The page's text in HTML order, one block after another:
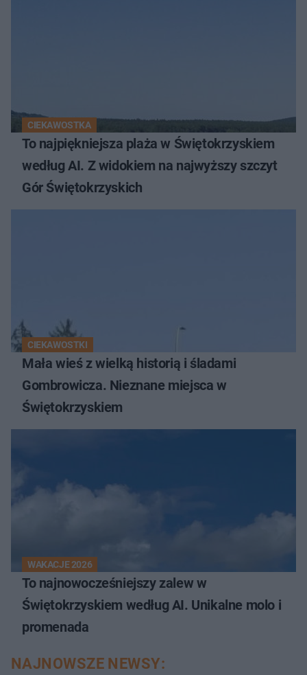
CIEKAWOSTKA
To najpiękniejsza plaża w Świętokrzyskiem
według AI. Z widokiem na najwyższy szczyt
Gór Świętokrzyskich
CIEKAWOSTKI
Mała wieś z wielką historią i śladami
Gombrowicza. Nieznane miejsca w
Świętokrzyskiem
WAKACJE 2026
To najnowocześniejszy zalew w
Świętokrzyskiem według AI. Unikalne molo i
promenada
NAJNOWSZE NEWSY: